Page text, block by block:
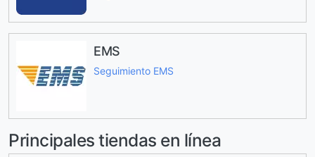
EMS
Seguimiento EMS
Principales tiendas en línea